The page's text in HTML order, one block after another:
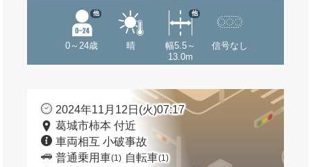
0～24歳
他
晴
幅5.5～
13.0m
他
信号なし
2024年11月12日(火)07:17
葛城市柿本 付近
車両相互 小破事故
普通乗用車(1) 自転車(1)